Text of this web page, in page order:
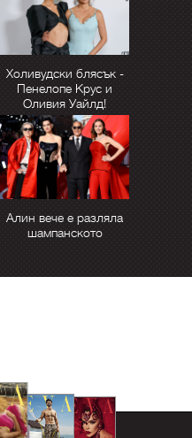
Холивудски блясък -
Пенелопе Крус и
Оливия Уайлд!
Алин вече е разляла
шампанското